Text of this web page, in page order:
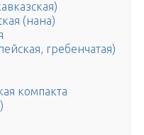
(нана)
гребенчатая)
компакта